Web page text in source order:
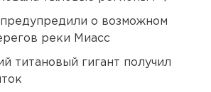
о возможном
реки Миасс
титановый гигант получил